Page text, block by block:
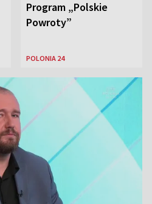
Program „Polskie
Powroty”
POLONIA 24